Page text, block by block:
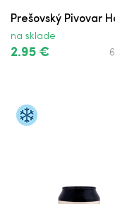
Birell Svetlý vo
Strongbow
Strongbow
Prešovský Pivovar
na sklade
2.95 €